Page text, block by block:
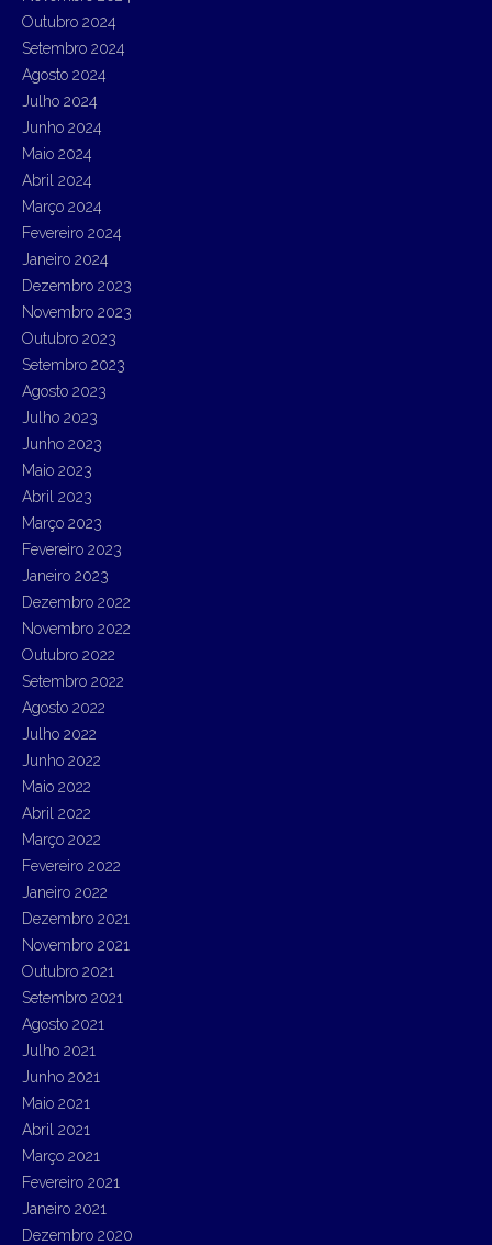
Outubro 2024
Setembro 2024
Agosto 2024
Julho 2024
Junho 2024
Maio 2024
Abril 2024
Março 2024
Fevereiro 2024
Janeiro 2024
Dezembro 2023
Novembro 2023
Outubro 2023
Setembro 2023
Agosto 2023
Julho 2023
Junho 2023
Maio 2023
Abril 2023
Março 2023
Fevereiro 2023
Janeiro 2023
Dezembro 2022
Novembro 2022
Outubro 2022
Setembro 2022
Agosto 2022
Julho 2022
Junho 2022
Maio 2022
Abril 2022
Março 2022
Fevereiro 2022
Janeiro 2022
Dezembro 2021
Novembro 2021
Outubro 2021
Setembro 2021
Agosto 2021
Julho 2021
Junho 2021
Maio 2021
Abril 2021
Março 2021
Fevereiro 2021
Janeiro 2021
Dezembro 2020